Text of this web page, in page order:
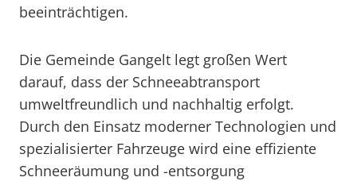
beeinträchtigen.
Die Gemeinde Gangelt legt großen Wert
darauf, dass der Schneeabtransport
umweltfreundlich und nachhaltig erfolgt.
Durch den Einsatz moderner Technologien und
spezialisierter Fahrzeuge wird eine effiziente
Schneeräumung und -entsorgung